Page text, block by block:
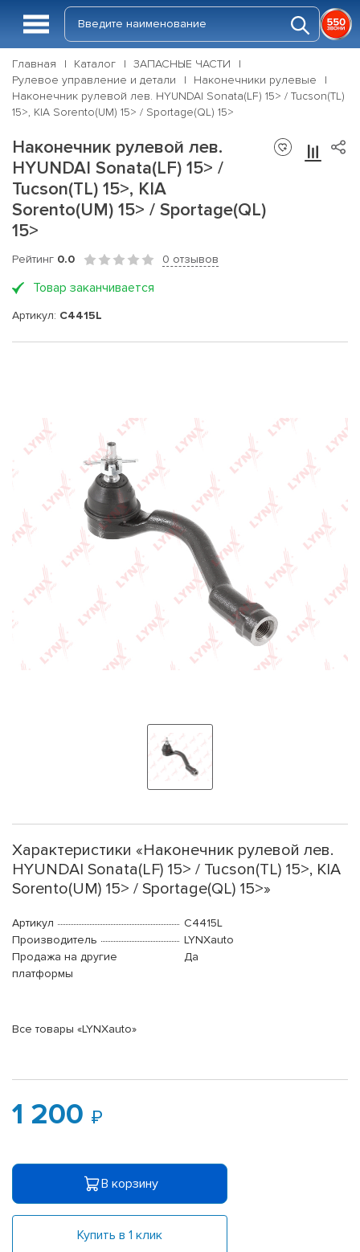
Главная Каталог
ЗАПАСНЫЕ ЧАСТИ
Рулевое управление и детали
Наконечники рулевые
Наконечник рулевой лев. HYUNDAI Sonata(LF) 15> / Tucson(TL)
15>, KIA Sorento(UM) 15> / Sportage(QL) 15>
Наконечник рулевой лев.
HYUNDAI Sonata(LF) 15> /
Tucson(TL) 15>, KIA
Sorento(UM) 15> / Sportage(QL)
15>
Рейтинг 0.0 0 отзывов
Товар заканчивается
Артикул: C4415L
Характеристики «Наконечник рулевой лев.
HYUNDAI Sonata(LF) 15> / Tucson(TL) 15>, KIA
Sorento(UM) 15> / Sportage(QL) 15>»
Артикул
C4415L
Производитель
LYNXauto
Продажа на другие
платформы
Да
Все товары «LYNXauto»
1 200
В корзину
Купить в 1 клик